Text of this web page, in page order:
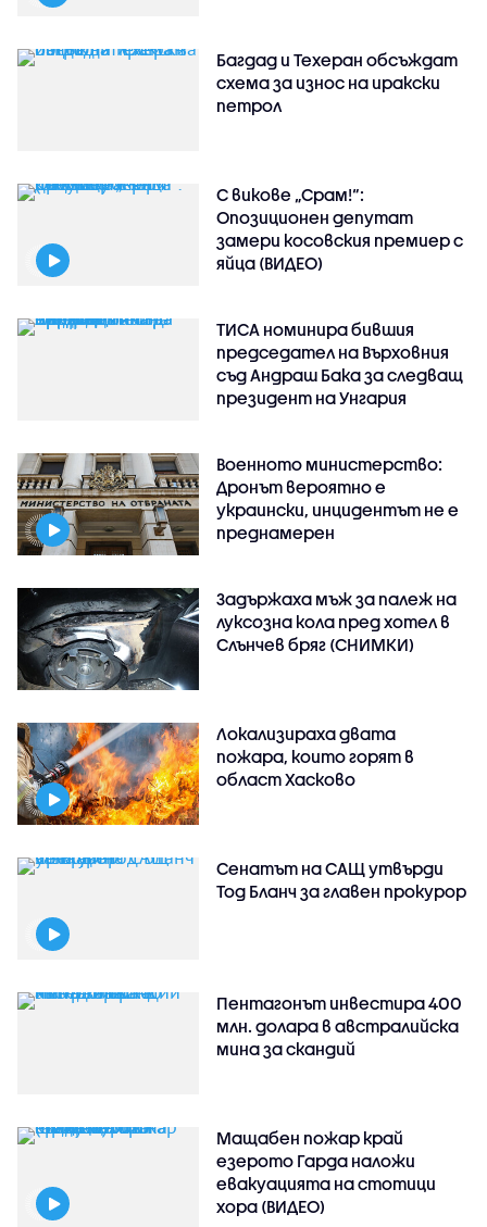
Багдад и Техеран обсъждат
схема за износ на иракски
петрол
С викове „Срам!“:
Опозиционен депутат
замери косовския премиер с
яйца (ВИДЕО)
ТИСА номинира бившия
председател на Върховния
съд Андраш Бака за следващ
президент на Унгария
Военното министерство:
Дронът вероятно е
украински, инцидентът не е
преднамерен
Задържаха мъж за палеж на
луксозна кола пред хотел в
Слънчев бряг (СНИМКИ)
Локализираха двата
пожара, които горят в
област Хасково
Сенатът на САЩ утвърди
Тод Бланч за главен прокурор
Пентагонът инвестира 400
млн. долара в австралийска
мина за скандий
Мащабен пожар край
езерото Гарда наложи
евакуацията на стотици
хора (ВИДЕО)